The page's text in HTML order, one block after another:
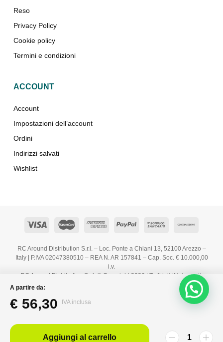
A partire da:
€ 56,30 IVA inclusa
Aggiungi al carrello
Reso
Privacy Policy
Cookie policy
Termini e condizioni
ACCOUNT
Account
Impostazioni dell’account
Ordini
Indirizzi salvati
Wishlist
RC Around Distribution S.r.l. – Loc. Ponte a Chiani 13, 52100 Arezzo –
Italy | P.IVA 02047380510 – REA N. AR 157841 – Cap. Soc. € 10.000,00
i.v.
RC Around Distribution S.r.l. © Copyright 2026 | Tutti i diritti riservati.